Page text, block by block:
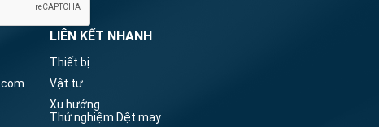
LIÊN KẾT NHANH
Thiết bị
Vật tư
Xu hướng
Thử nghiệm Dệt may